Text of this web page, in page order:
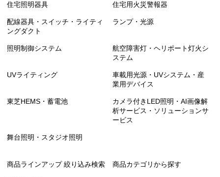
住宅照明器具 住宅用火災警報器
配線器具・スイッチ・ライティ
ングダクト
ランプ・光源
照明制御システム
航空障害灯・ヘリポート灯火シ
ステム
UVライティング
車載用光源・UVシステム・産
業用デバイス
東芝HEMS・蓄電池
カメラ付きLED照明・AI画像解
析サービス・ソリューションサ
ービス
舞台照明・スタジオ照明
商品ラインアップ 絞り込み検索 商品カテゴリから探す